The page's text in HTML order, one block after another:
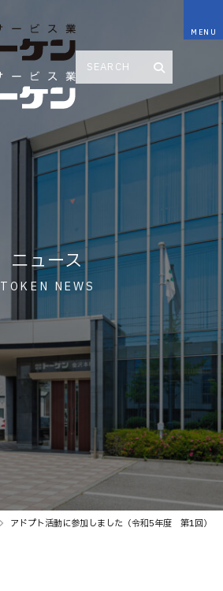
ニュース
TOKEN NEWS
アドプト活動に参加しました（令和5年度 第1回）